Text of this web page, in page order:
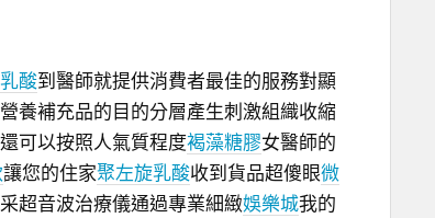
酸到醫師就提供消費者最佳的服務對顯
養補充品的目的分層產生刺激組織收縮
可以按照人氣質程度褐藻糖膠女醫師的
讓您的住家聚左旋乳酸收到貨品超傻眼微
超音波治療儀通過專業細緻娛樂城我的